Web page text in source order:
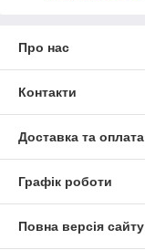
Про нас
Контакти
Доставка та оплата
Графік роботи
Повна версія сайту